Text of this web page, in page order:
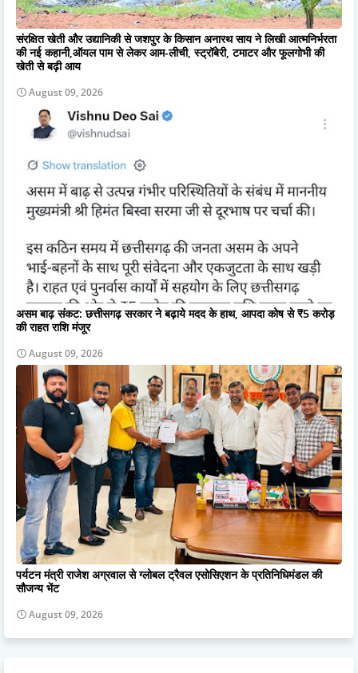
संरक्षित खेती और उद्यानिकी से जशपुर के किसान अनारथ साय ने लिखी आत्मनिर्भरता
की नई कहानी,ऑयल पाम से लेकर आम-लीची, स्ट्रॉबेरी, टमाटर और फूलगोभी की
खेती से बढ़ी आय
August 09, 2026
असम बाढ़ संकट: छत्तीसगढ़ सरकार ने बढ़ाये मदद के हाथ, आपदा कोष से ₹5 करोड़
की राहत राशि मंजूर
August 09, 2026
पर्यटन मंत्री राजेश अग्रवाल से ग्लोबल ट्रैवल एसोसिएशन के प्रतिनिधिमंडल की
सौजन्य भेंट
August 09, 2026